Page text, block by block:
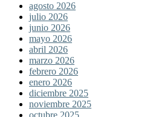
agosto 2026
julio 2026
junio 2026
mayo 2026
abril 2026
marzo 2026
febrero 2026
enero 2026
diciembre 2025
noviembre 2025